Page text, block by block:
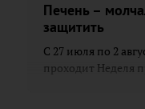
Печень –
защитить
С 27 июля по 2
проходит Неделя